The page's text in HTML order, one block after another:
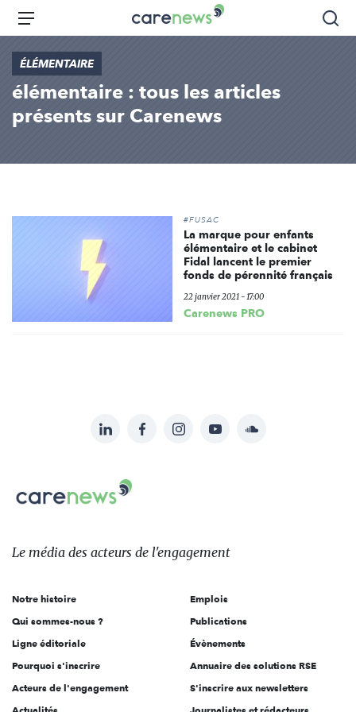
Aller
principal
Carenews,
Le
acteurs
de
l'engagement
Menu
ÉLÉMENTAIRE
élémentaire : tous les articles
présents sur Carenews
#FUSAC
La marque pour enfants
élémentaire et le cabinet
Fidal lancent le premier
fonds de pérennité français
22 janvier 2021 - 17:00
Carenews PRO
sur:
LinkedInFacebookInstagramYouTubeSoundcloud
Carenews,
Le
des
l'engagement
Le média des acteurs de l'engagement
Notre histoire
Qui sommes-nous ?
Ligne éditoriale
Pourquoi s'inscrire
Acteurs de l'engagement
Emplois
Publications
Évènements
Annuaire des solutions RSE
S'inscrire aux newsletters